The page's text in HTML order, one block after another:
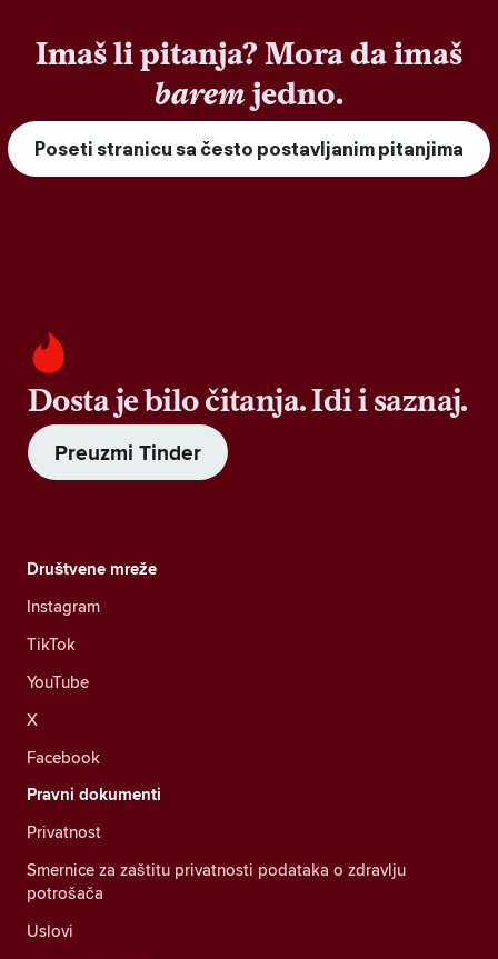
Imaš li pitanja? Mora da imaš
baremjedno.
Poseti stranicu sa često postavljanim pitanjima
Dosta je bilo čitanja. Idi i saznaj.
Preuzmi Tinder
Društvene mreže
Instagram
TikTok
YouTube
X
Facebook
Pravni dokumenti
Privatnost
Smernice za zaštitu privatnosti podataka o zdravlju
potrošača
Uslovi